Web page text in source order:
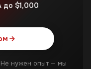
до $1,000
Не нужен опыт — мы